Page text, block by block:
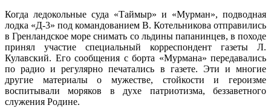
Когда ледокольные суда «Таймыр» и «Мурман», подводная
лодка «Д-3» под командованием В. Котельникова отправились
в Гренландское море снимать со льдины папанинцев, в походе
принял участие специальный корреспондент газеты Л.
Кулавский. Его сообщения с борта «Мурмана» передавались
по радио и регулярно печатались в газете. Эти и многие
другие материалы о мужестве, стойкости и героизме
воспитывали моряков в духе патриотизма, беззаветного
служения Родине.